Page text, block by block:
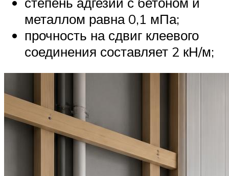
металлом равна 0,1 мПа;
прочность на сдвиг клеевого
соединения составляет 2 кН/м;